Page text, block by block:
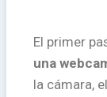
El primer
una
la cámara,